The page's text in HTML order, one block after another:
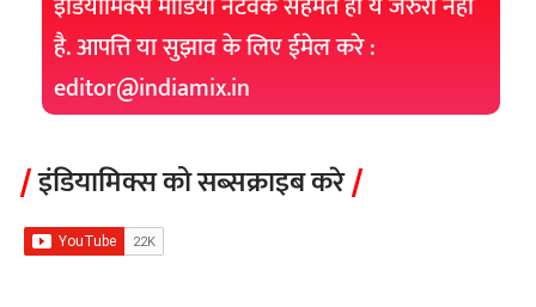
है. आपत्ति या सुझाव के लिए ईमेल करे :
editor@indiamix.in
इंडियामिक्स को सब्सक्राइब करे